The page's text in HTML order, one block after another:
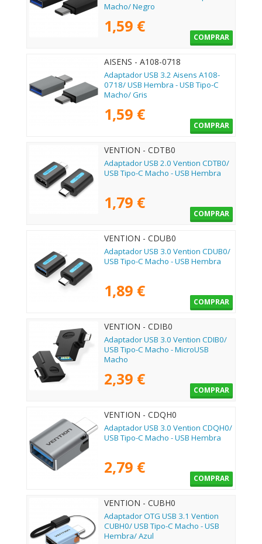
Macho/ Negro
1,59 €
COMPRAR
AISENS - A108-0718
Adaptador USB 3.2 Aisens A108-
0718/ USB Hembra - USB Tipo-C
Macho/ Gris
1,59 €
COMPRAR
VENTION - CDTB0
Adaptador USB 2.0 Vention CDTB0/
USB Tipo-C Macho - USB Hembra
1,79 €
COMPRAR
VENTION - CDUB0
Adaptador USB 3.0 Vention CDUB0/
USB Tipo-C Macho - USB Hembra
1,89 €
COMPRAR
VENTION - CDIB0
Adaptador USB 3.0 Vention CDIB0/
USB Tipo-C Macho - MicroUSB
Macho
2,39 €
COMPRAR
VENTION - CDQH0
Adaptador USB 3.0 Vention CDQH0/
USB Tipo-C Macho - USB Hembra
2,79 €
COMPRAR
VENTION - CUBH0
Adaptador OTG USB 3.1 Vention
CUBH0/ USB Tipo-C Macho - USB
Hembra/ Azul